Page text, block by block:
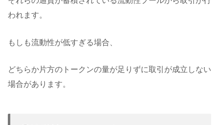
われます。
もしも流動性が低すぎる場合、
どちらか片方のトークンの量が足りずに取引が成立しない
場合があります。